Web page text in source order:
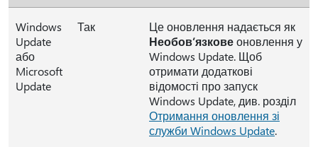
Windows
Update
або
Microsoft
Update
Так
Це оновлення надається як
Необов’язковеоновлення у
Windows Update. Щоб
отримати додаткові
відомості про запуск
Windows Update, див. розділ
Отримання оновлення зі
служби Windows Update.